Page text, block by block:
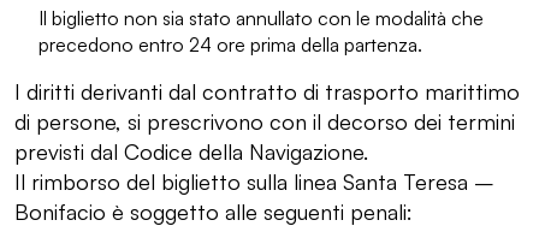
Il biglietto non sia stato annullato con le modalità che
precedono entro 24 ore prima della partenza.
I diritti derivanti dal contratto di trasporto marittimo
di persone, si prescrivono con il decorso dei termini
previsti dal Codice della Navigazione.
Il rimborso del biglietto sulla linea Santa Teresa –
Bonifacio è soggetto alle seguenti penali: